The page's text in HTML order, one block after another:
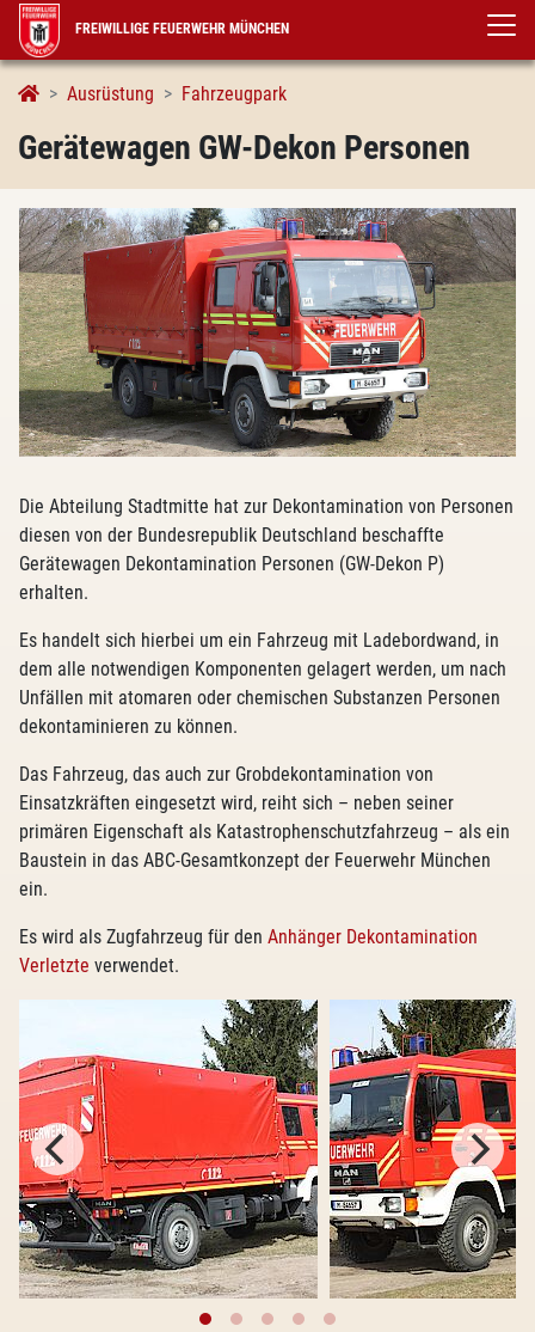
FREIWILLIGE FEUERWEHR MÜNCHEN
Ausrüstung Fahrzeugpark
Gerätewagen GW-Dekon Personen
Gerätewagen GW-Dekon Personen
Die Abteilung Stadtmitte hat zur Dekontamination von Personen
diesen von der Bundesrepublik Deutschland beschaffte
Gerätewagen Dekontamination Personen (GW-Dekon P)
erhalten.
Es handelt sich hierbei um ein Fahrzeug mit Ladebordwand, in
dem alle notwendigen Komponenten gelagert werden, um nach
Unfällen mit atomaren oder chemischen Substanzen Personen
dekontaminieren zu können.
Das Fahrzeug, das auch zur Grobdekontamination von
Einsatzkräften eingesetzt wird, reiht sich – neben seiner
primären Eigenschaft als Katastrophenschutzfahrzeug – als ein
Baustein in das ABC-Gesamtkonzept der Feuerwehr München
ein.
Es wird als Zugfahrzeug für den Anhänger Dekontamination
Verletzte verwendet.